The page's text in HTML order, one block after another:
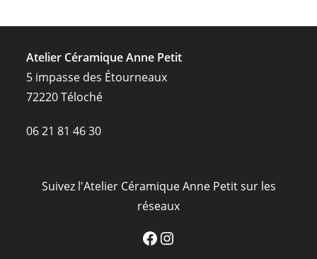
Atelier Céramique Anne Petit
5 impasse des Étourneaux
72220 Téloché
06 21 81 46 30
Suivez l'Atelier Céramique Anne Petit sur les
réseaux
FacebookInstagram